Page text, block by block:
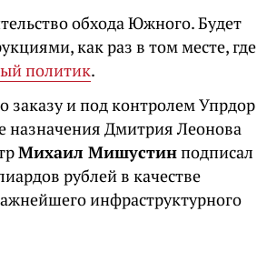
обхода Южного. Будет
как раз в том месте, где
политик.
заказу и под контролем Упрдор
назначения Дмитрия Леонова
Михаил Мишустинподписал
рублей в качестве
инфраструктурного